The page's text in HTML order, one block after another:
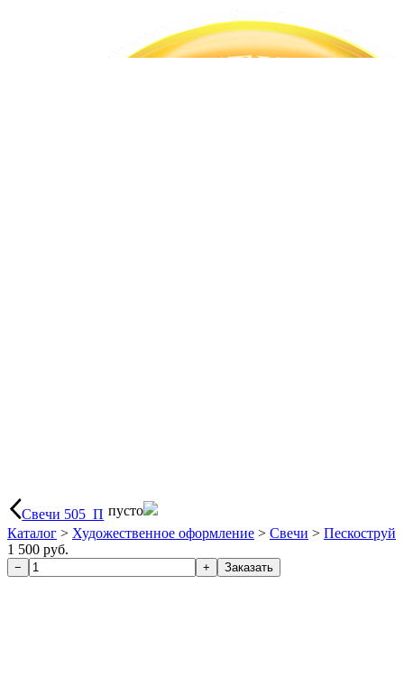
Свечи 505_П пусто
Каталог > Художественное оформление > Свечи > Пескоструй
1 500 руб.